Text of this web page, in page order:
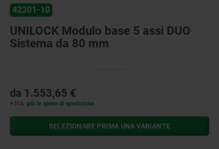
42201-10
UNILOCK Modulo base 5 assi DUO
Sistema da 80 mm
da 1.553,65 €
+ IVA più le spese di spedizione
SELEZIONARE PRIMA UNA VARIANTE